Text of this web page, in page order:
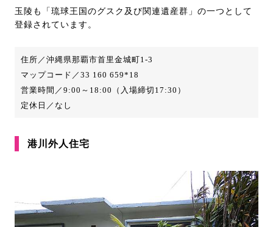
玉陵も「琉球王国のグスク及び関連遺産群」の一つとして
登録されています。
住所／沖縄県那覇市首里金城町1-3
マップコード／33 160 659*18
営業時間／9:00～18:00（入場締切17:30）
定休日／なし
港川外人住宅